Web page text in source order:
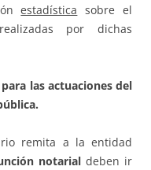
estadística sobre el
por dichas
las actuaciones del
remita a la entidad
notarialdeben ir